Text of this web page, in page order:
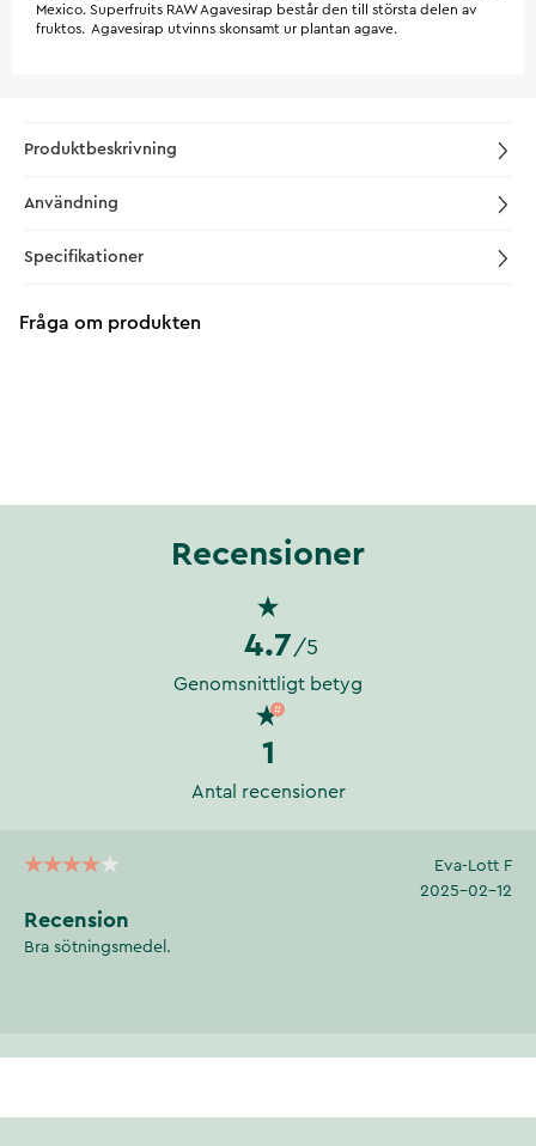
Mexico. Superfruits RAW Agavesirap består den till största delen av
fruktos. Agavesirap utvinns skonsamt ur plantan agave.
Produktbeskrivning
Användning
Specifikationer
Fråga om produkten
Recensioner
4.7 /5
Genomsnittligt betyg
1
Antal recensioner
Eva-Lott F
2025-02-12
Recension
Bra sötningsmedel.